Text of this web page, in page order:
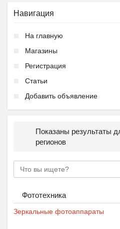
Навигация
На главную
Магазины
Регистрация
Статьи
Добавить объявление
Показаны результаты
регионов
Фототехника
Зеркальные фотоаппараты